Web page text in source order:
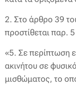
2. Στο άρθρο 39
προστίθεται παρ.
«5. Σε περίπτωση
ακινήτου σε
μισθώματος, το